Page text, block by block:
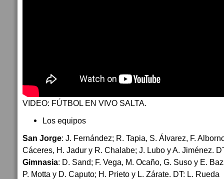
VIDEO: FÚTBOL EN VIVO SALTA.
Los equipos
San Jorge: J. Fernández; R. Tapia, S. Álvarez, F.
Cáceres, H. Jadur y R. Chalabe; J. Lubo y A. Jiménez.
Gimnasia: D. Sand; F. Vega, M. Ocaño, G. Suso y E.
P. Motta y D. Caputo; H. Prieto y L. Zárate. DT: L. Rueda